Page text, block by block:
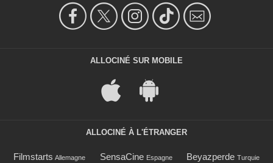
ALLOCINÉ SUR MOBILE
ALLOCINÉ À L'ÉTRANGER
Filmstarts Allemagne SensaCine Espagne Beyazperde Turquie